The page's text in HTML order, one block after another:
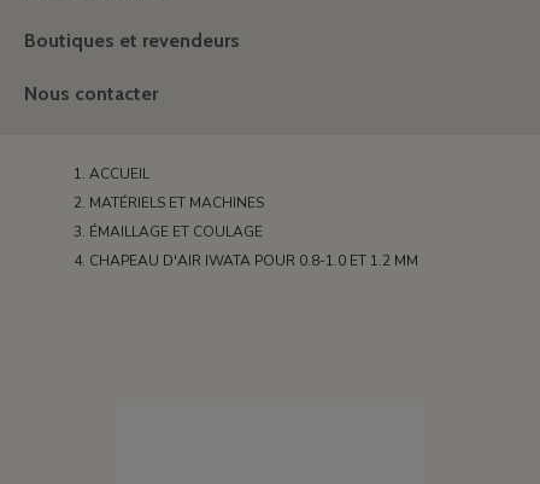
Boutiques et revendeurs
Nous contacter
ACCUEIL
MATÉRIELS ET MACHINES
ÉMAILLAGE ET COULAGE
CHAPEAU D'AIR IWATA POUR 0.8-1.0 ET 1.2 MM